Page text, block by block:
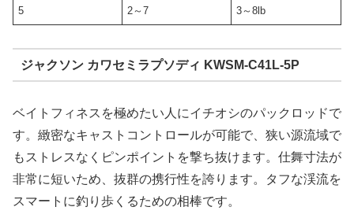
5 2～7 3～8lb
ジャクソン カワセミラプソディ KWSM-C41L-5P
ベイトフィネスを極めたい人にイチオシのパックロッドで
す。緻密なキャストコントロールが可能で、狭い源流域で
もストレスなくピンポイントを撃ち抜けます。仕舞寸法が
非常に短いため、抜群の携行性を誇ります。タフな渓流を
スマートに釣り歩くるための相棒です。